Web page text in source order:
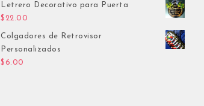
Letrero Decorativo para Puerta
$ 22.00
Colgadores de Retrovisor
Personalizados
$6.00